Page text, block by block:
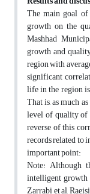
The main goal
growth on the
Mashhad
growth and
region with
significant
life in the region
That is, as much
level of quality
reverse of this
records related to
important point:
Note: Although
intelligent growth